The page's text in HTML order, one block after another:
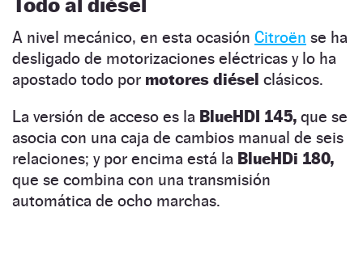
A nivel mecánico, en esta ocasión Citroën se ha
desligado de motorizaciones eléctricas y lo ha
apostado todo por motores diésel clásicos.
La versión de acceso es la BlueHDI 145, que se
asocia con una caja de cambios manual de seis
relaciones; y por encima está la BlueHDi 180,
que se combina con una transmisión
automática de ocho marchas.